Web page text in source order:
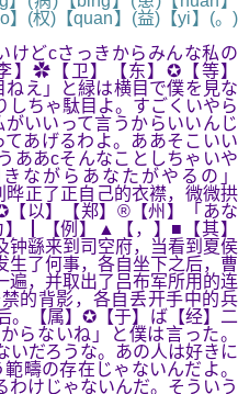
】(权)【quan】(益)【yi】(。)
どcさっきからみんな私の
】✿【卫】【东】✪【等】
え」と緑は横目で僕を見な
しちゃ駄目よ。すごくいやら
いいって言うからいいんじ
あげるわよ。ああそこいい
ああcそんなことしちゃいや
ながらあなたがやるの」
正了正自己的衣襟，微微拱
以】【郑】®【州】「あな
】┃【例】▲【，】■【其】
繇来到司空府，当看到夏侯
生了何事，各自坐下之后，曹
遍，并取出了吕布军所用的连
背影，各自丢开手中的兵
。【属】✪【于】ば【经】二
らないね」と僕は言った。
いだろうな。あの人は好きに
疇の存在じゃないんだよ。
わけじゃないんだ。そういう